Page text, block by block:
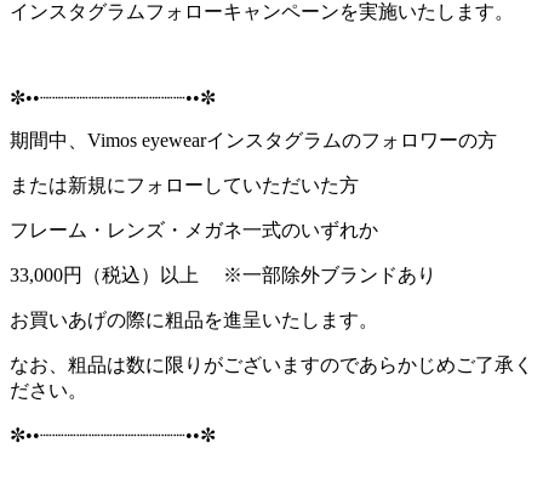
インスタグラムフォローキャンペーンを実施いたします。
✼••┈┈┈┈┈┈┈┈┈┈┈┈••✼
期間中、Vimos eyewearインスタグラムのフォロワーの方
または新規にフォローしていただいた方
フレーム・レンズ・メガネ一式のいずれか
33,000円（税込）以上 ※一部除外ブランドあり
お買いあげの際に粗品を進呈いたします。
なお、粗品は数に限りがございますのであらかじめご了承く
ださい。
✼••┈┈┈┈┈┈┈┈┈┈┈┈••✼